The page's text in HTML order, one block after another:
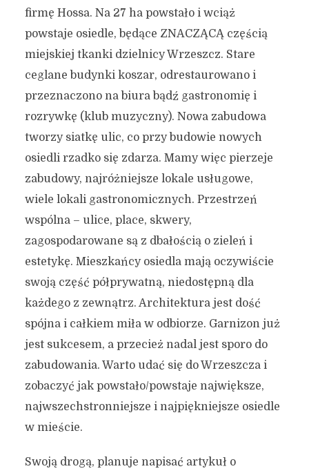
firmę Hossa. Na 27 ha powstało i wciąż
powstaje osiedle, będące ZNACZĄCĄ częścią
miejskiej tkanki dzielnicy Wrzeszcz. Stare
ceglane budynki koszar, odrestaurowano i
przeznaczono na biura bądź gastronomię i
rozrywkę (klub muzyczny). Nowa zabudowa
tworzy siatkę ulic, co przy budowie nowych
osiedli rzadko się zdarza. Mamy więc pierzeje
zabudowy, najróżniejsze lokale usługowe,
wiele lokali gastronomicznych. Przestrzeń
wspólna – ulice, place, skwery,
zagospodarowane są z dbałością o zieleń i
estetykę. Mieszkańcy osiedla mają oczywiście
swoją część półprywatną, niedostępną dla
każdego z zewnątrz. Architektura jest dość
spójna i całkiem miła w odbiorze. Garnizon już
jest sukcesem, a przecież nadal jest sporo do
zabudowania. Warto udać się do Wrzeszcza i
zobaczyć jak powstało/powstaje największe,
najwszechstronniejsze i najpiękniejsze osiedle
w mieście.
Swoją drogą, planuje napisać artykuł o